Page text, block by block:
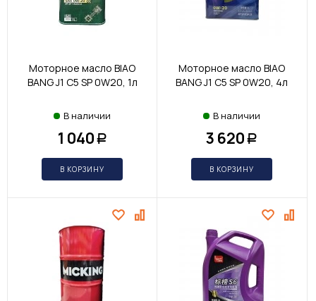
Моторное масло BIAO
BANG J1 С5 SP 0W20, 1л
В наличии
1 040 Р
В КОРЗИНУ
Моторное масло BIAO
BANG J1 С5 SP 0W20, 4л
В наличии
3 620 Р
В КОРЗИНУ